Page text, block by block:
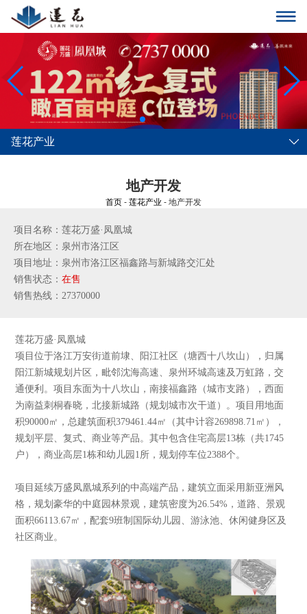
莲花产业
地产开发
首页 - 莲花产业 - 地产开发
项目名称：莲花万盛·凤凰城
所在地区：泉州市洛江区
项目地址：泉州市洛江区福鑫路与新城路交汇处
销售状态： 在售
销售热线：27370000
莲花万盛·凤凰城
项目位于洛江万安街道前埭、阳江社区（塘西十八坎山），归属
阳江新城规划片区，毗邻沈海高速、泉州环城高速及万虹路，交
通便利。项目东面为十八坎山，南接福鑫路（城市支路），西面
为南益刺桐春晓，北接新城路（规划城市次干道）。项目用地面
积90000㎡，总建筑面积379461.44㎡（其中计容269898.71㎡），
规划平层、复式、商业等产品。其中包含住宅高层13栋（共1745
户），商业高层1栋和幼儿园1所，规划停车位2388个。
项目延续万盛凤凰城系列的中高端产品，建筑立面采用新亚洲风
格，规划豪华的中庭园林景观，建筑密度为26.54%，道路、景观
面积66113.67㎡，配套9班制国际幼儿园、游泳池、休闲健身区及
社区商业。